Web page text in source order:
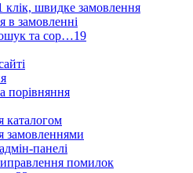
клік, швидке замовлення
в замовленні
та сор…19
порівняння
каталогом
замовленнями
панелі
помилок